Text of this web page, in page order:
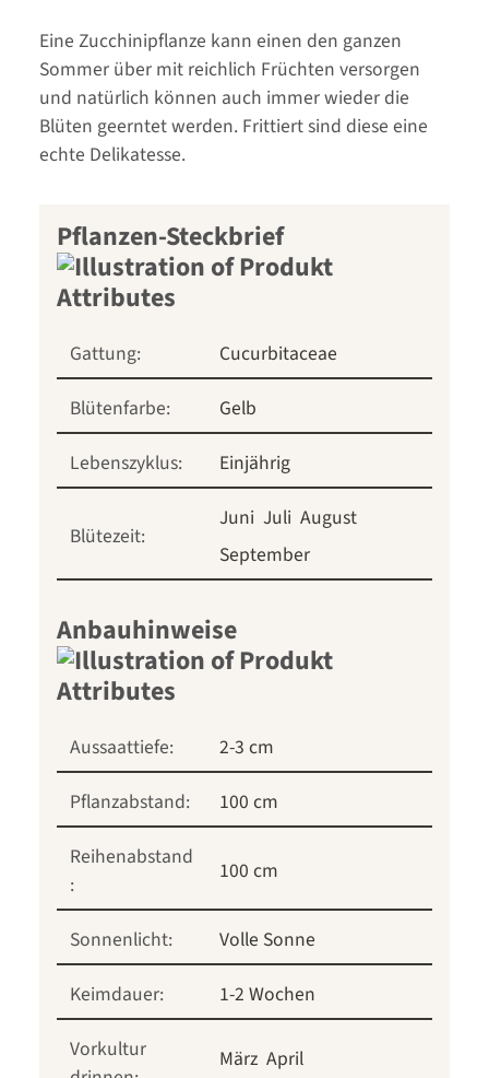
Eine Zucchinipflanze kann einen den ganzen
Sommer über mit reichlich Früchten versorgen
und natürlich können auch immer wieder die
Blüten geerntet werden. Frittiert sind diese eine
echte Delikatesse.
Pflanzen-Steckbrief
Gattung:
Cucurbitaceae
Blütenfarbe:
Gelb
Lebenszyklus:
Einjährig
Blütezeit:
Juni Juli August
September
Anbauhinweise
Aussaattiefe:
2-3 cm
Pflanzabstand:
100 cm
Reihenabstand
:
100 cm
Sonnenlicht:
Volle Sonne
Keimdauer:
1-2 Wochen
Vorkultur
März April